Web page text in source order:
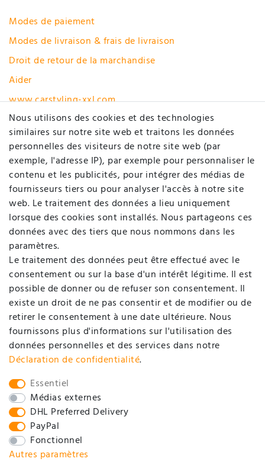
Modes de paiement
Modes de livraison & frais de livraison
Droit de retour de la marchandise
Aider
www.carstyling-xxl.com
Rétracter le contrat ici
MON COMPTE
Enregistrer
Login
SOCIÉTÉ
Contact
Déclaration de protection de données
Conditions générales d'affaires / Informations pour
clients
Mentions légales
SOCIAL
Nous utilisons des cookies et des technologies
similaires sur notre site web et traitons les données
personnelles des visiteurs de notre site web (par
exemple, l'adresse IP), par exemple pour personnaliser le
contenu et les publicités, pour intégrer des médias de
fournisseurs tiers ou pour analyser l'accès à notre site
web. Le traitement des données a lieu uniquement
lorsque des cookies sont installés. Nous partageons ces
données avec des tiers que nous nommons dans les
paramètres.
Le traitement des données peut être effectué avec le
consentement ou sur la base d'un intérêt légitime. Il est
possible de donner ou de refuser son consentement. Il
existe un droit de ne pas consentir et de modifier ou de
retirer le consentement à une date ultérieure. Nous
fournissons plus d'informations sur l'utilisation des
données personnelles et des services dans notre
Déclaration de confidentialité.
Essentiel
Médias externes
DHL Preferred Delivery
PayPal
Fonctionnel
Autres paramètres